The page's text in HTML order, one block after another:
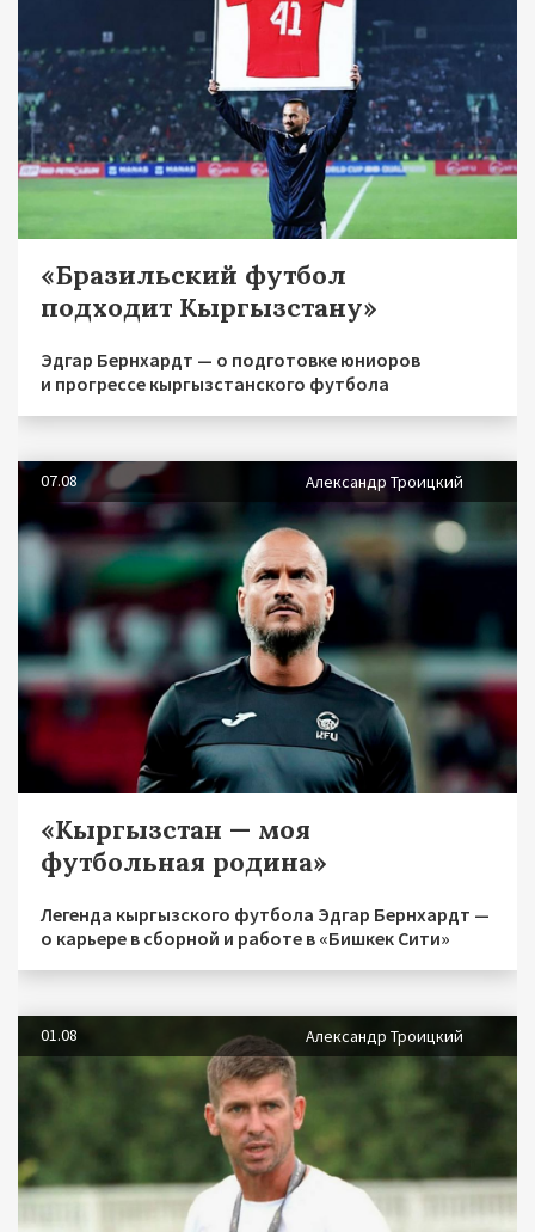
«Бразильский футбол
подходит Кыргызстану»
Эдгар Бернхардт — о подготовке юниоров
и прогрессе кыргызстанского футбола
07.08 Александр Троицкий
«Кыргызстан — моя
футбольная родина»
Легенда кыргызского футбола Эдгар Бернхардт —
о карьере в сборной и работе в «Бишкек Сити»
01.08 Александр Троицкий